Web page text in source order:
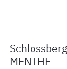
MENTHE